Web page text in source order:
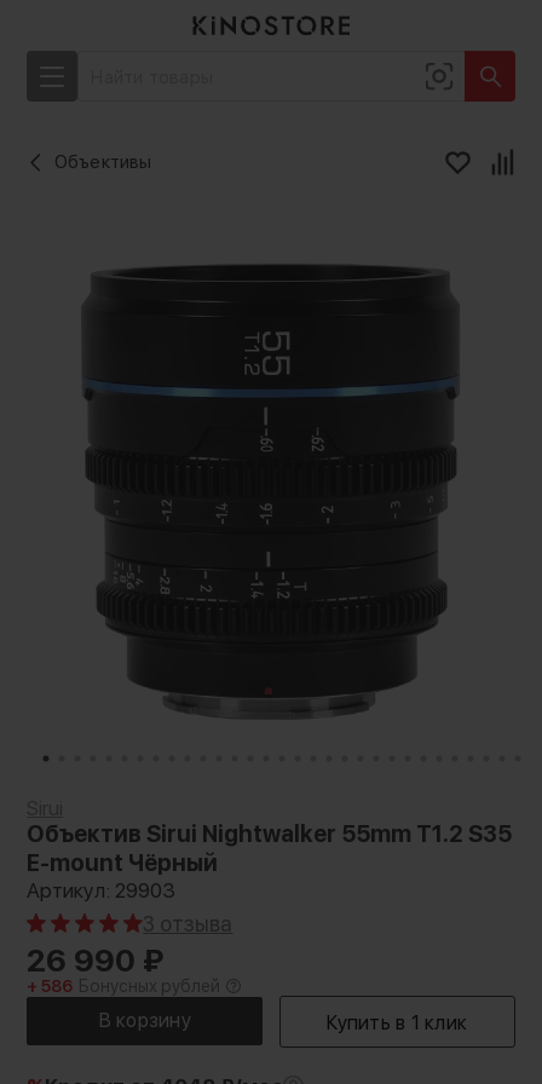
Объективы
Объектив Sirui Nightwalker 55mm T1.2 S35
E-mount Чёрный
Артикул: 29903
3 отзыва
26 990 ₽
+ 586 Бонусных рублей